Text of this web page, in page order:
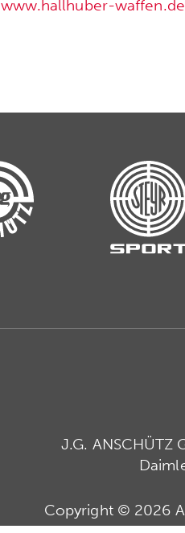
www.hallhuber-waffen.de
J.G. ANSCHÜTZ
Copyright © 2026